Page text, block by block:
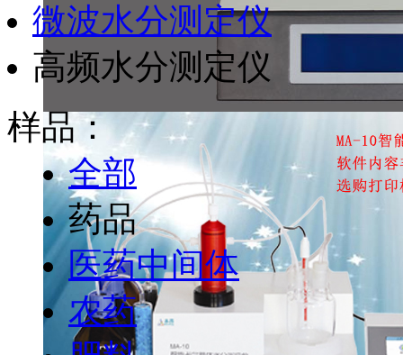
微波水分测定仪
高频水分测定仪
样品：
全部
药品
医药中间体
农药